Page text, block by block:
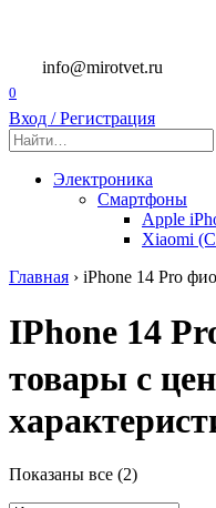
содержанию
info@mirotvet.ru
0
Вход / Регистрация
Search
for:
Электроника
Смартфоны
Apple
Xiaomi
Главная › iPhone 14 Pro
IPhone 14
товары с
Показаны все (2)